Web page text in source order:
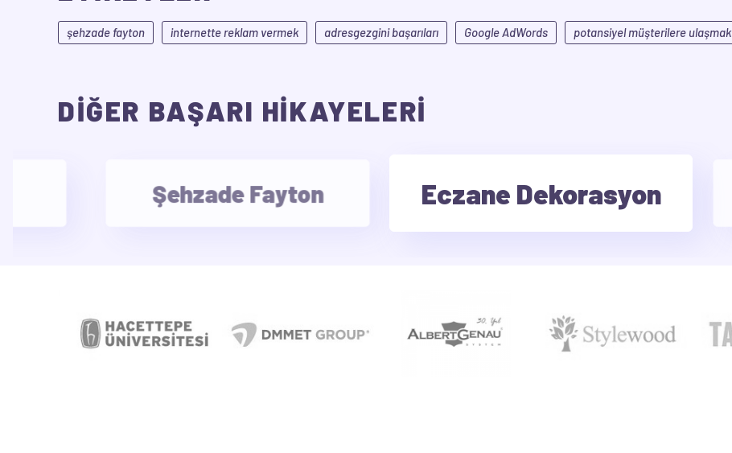
şehzade fayton internette reklam vermek adresgezgini başarıları Google AdWords potansiyel müşterilere ulaşmak
DİĞER BAŞARI HİKAYELERİ
Şehzade Fayton Eczane Dekorasyon